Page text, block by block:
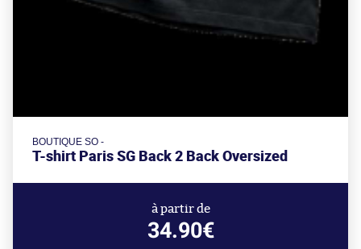
BOUTIQUE SO -
T-shirt Paris SG Back 2 Back Oversized
à partir de
34.90€